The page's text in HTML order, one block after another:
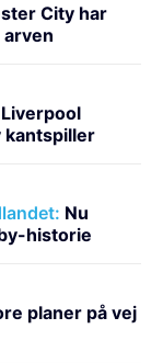
City har
Liverpool
kantspiller
Nu
historie
planer på vej